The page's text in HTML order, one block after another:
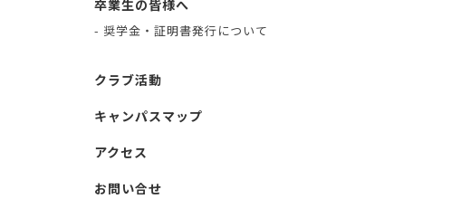
卒業生の皆様へ
- 奨学金・証明書発行について
クラブ活動
キャンパスマップ
アクセス
お問い合せ